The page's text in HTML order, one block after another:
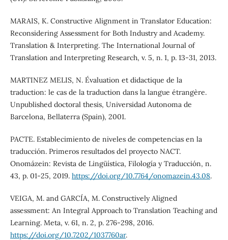
MARAIS, K. Constructive Alignment in Translator Education:
Reconsidering Assessment for Both Industry and Academy.
Translation & Interpreting. The International Journal of
Translation and Interpreting Research, v. 5, n. 1, p. 13-31, 2013.
MARTINEZ MELIS, N. Évaluation et didactique de la
traduction: le cas de la traduction dans la langue étrangère.
Unpublished doctoral thesis, Universidad Autonoma de
Barcelona, Bellaterra (Spain), 2001.
PACTE. Establecimiento de niveles de competencias en la
traducción. Primeros resultados del proyecto NACT.
Onomázein: Revista de Lingüística, Filología y Traducción, n.
43, p. 01-25, 2019. https://doi.org/10.7764/onomazein.43.08.
VEIGA, M. and GARCÍA, M. Constructively Aligned
assessment: An Integral Approach to Translation Teaching and
Learning. Meta, v. 61, n. 2, p. 276-298, 2016.
https://doi.org/10.7202/1037760ar.